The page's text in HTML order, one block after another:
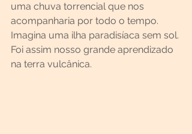
uma chuva torrencial que nos
acompanharia por todo o tempo.
Imagina uma ilha paradisíaca sem sol.
Foi assim nosso grande aprendizado
na terra vulcânica.